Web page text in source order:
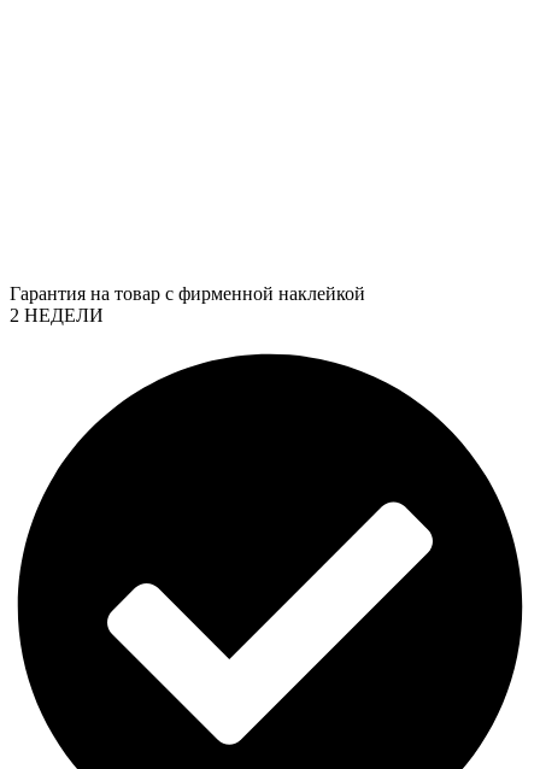
Гарантия на товар с фирменной наклейкой
2 НЕДЕЛИ